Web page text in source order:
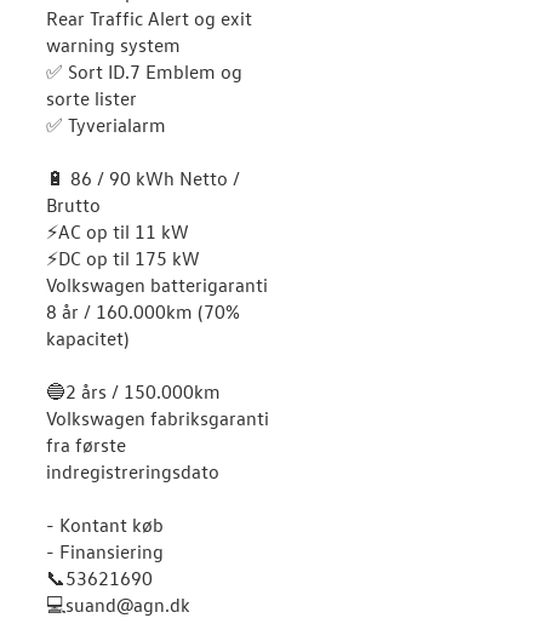
Rear Traffic Alert og exit
warning system
✅ Sort ID.7 Emblem og
sorte lister
✅ Tyverialarm
🔋 86 / 90 kWh Netto /
Brutto
⚡️AC op til 11 kW
⚡️DC op til 175 kW
Volkswagen batterigaranti
8 år / 160.000km (70%
kapacitet)
🔵2 års / 150.000km
Volkswagen fabriksgaranti
fra første
indregistreringsdato
- Kontant køb
- Finansiering
📞53621690
💻suand@agn.dk